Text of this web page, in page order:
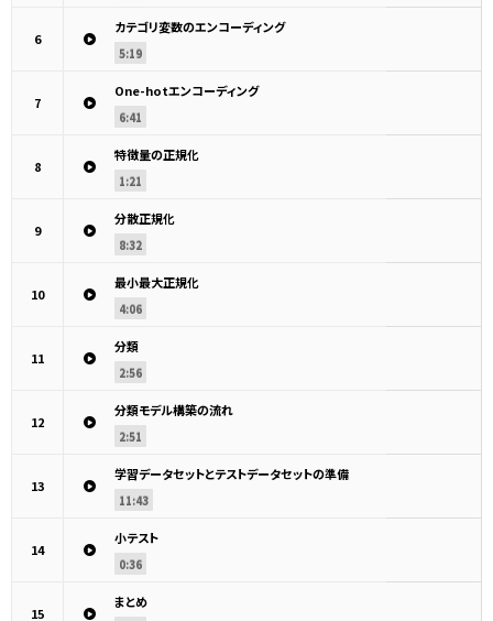
6
カテゴリ変数のエンコーディング
5:19
7
One-hotエンコーディング
6:41
8
特徴量の正規化
1:21
9
分散正規化
8:32
10
最小最大正規化
4:06
11
分類
2:56
12
分類モデル構築の流れ
2:51
13
学習データセットとテストデータセットの準備
11:43
14
小テスト
0:36
15
まとめ